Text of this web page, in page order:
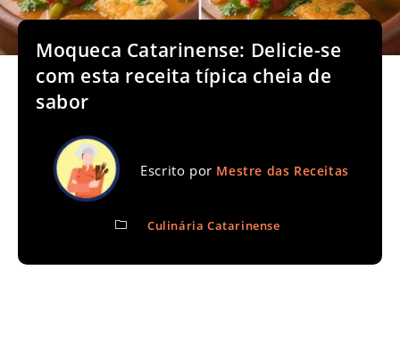
Moqueca Catarinense: Delicie-se
com esta receita típica cheia de
sabor
Escrito por Mestre das Receitas
Culinária Catarinense